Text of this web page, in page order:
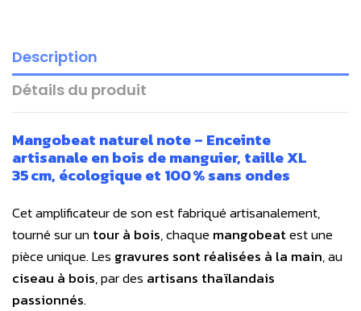
Description
Détails du produit
Mangobeat naturelnote– Enceinte
artisanale en bois de manguier, taille XL
35 cm, écologique et 100 % sans ondes
Cetamplificateur de sonest fabriqué artisanalement,
tourné sur untour à bois, chaquemangobeatest une
pièce unique. Les gravures sont réalisées à la main, au
ciseau à bois, par des artisans thaïlandais
passionnés.